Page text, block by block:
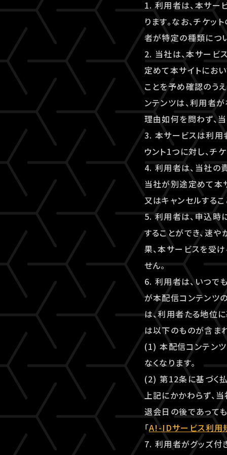
1. 利用者は、本サー
ります。なお、チケ
者が特定の種類につ
2. 当社は、本サービ
定めて本サイトにお
ことを予め確認のう
ンテンツは、利用者
理由如何を問わず、
3. 本サービスは利用
ウント1つに対し、チ
4. 利用者は、当社の
当社が別途定めて本
又はキャンセルする
5. 利用者は、申込時
することができ、速
果、本サービスを受
せん。
6. 利用者は、いつで
が本配信コンテンツ
は、利用者たる地位
は以下のものが含ま
(1) 本配信コンテンツ
なくなります。
(2) 第12条に基づく
上記にかかわらず、
退会日の後であって
「A!-IDサービス利用
7. 利用者がグッズ付